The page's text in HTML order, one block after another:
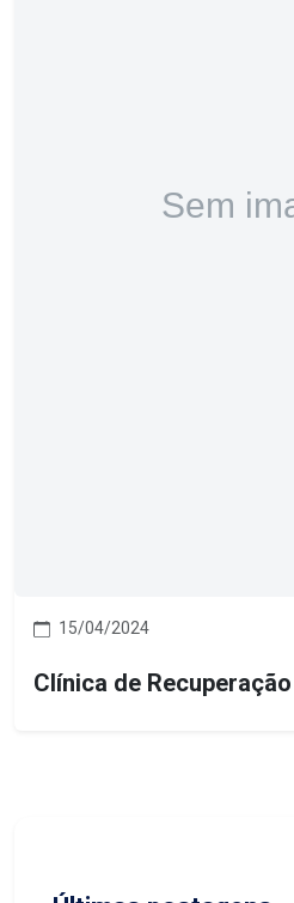
15/04/2024
Clínica de